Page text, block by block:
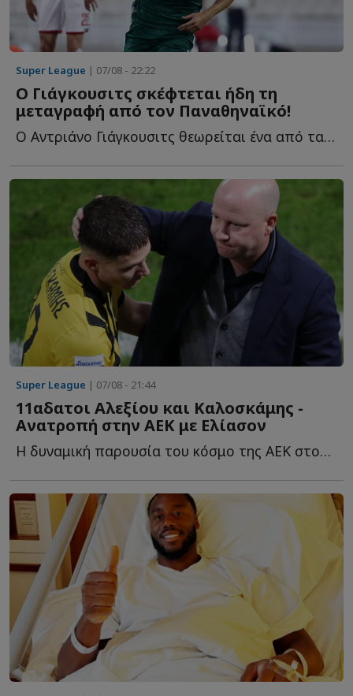
Super League | 07/08 - 22:22
Ο Γιάγκουσιτς σκέφτεται ήδη τη
μεταγραφή από τον Παναθηναϊκό!
Ο Αντριάνο Γιάγκουσιτς θεωρείται ένα από τα μεγαλύτερα π...
Super League | 07/08 - 21:44
11αδατοι Αλεξίου και Καλοσκάμης -
Ανατροπή στην ΑΕΚ με Ελίασον
Η δυναμική παρουσία του κόσμο της ΑΕΚ στον τελικό του Su...